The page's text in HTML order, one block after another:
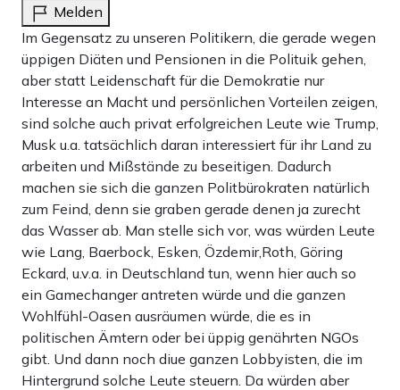
Melden
Im Gegensatz zu unseren Politikern, die gerade wegen
üppigen Diäten und Pensionen in die Polituik gehen,
aber statt Leidenschaft für die Demokratie nur
Interesse an Macht und persönlichen Vorteilen zeigen,
sind solche auch privat erfolgreichen Leute wie Trump,
Musk u.a. tatsächlich daran interessiert für ihr Land zu
arbeiten und Mißstände zu beseitigen. Dadurch
machen sie sich die ganzen Politbürokraten natürlich
zum Feind, denn sie graben gerade denen ja zurecht
das Wasser ab. Man stelle sich vor, was würden Leute
wie Lang, Baerbock, Esken, Özdemir,Roth, Göring
Eckard, u.v.a. in Deutschland tun, wenn hier auch so
ein Gamechanger antreten würde und die ganzen
Wohlfühl-Oasen ausräumen würde, die es in
politischen Ämtern oder bei üppig genährten NGOs
gibt. Und dann noch diue ganzen Lobbyisten, die im
Hintergrund solche Leute steuern. Da würden aber